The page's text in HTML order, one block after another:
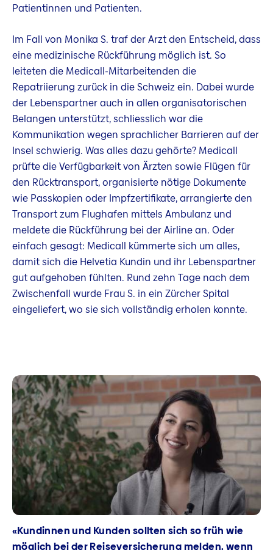
Patientinnen und Patienten.
Im Fall von Monika S. traf der Arzt den Entscheid, dass
eine medizinische Rückführung möglich ist. So
leiteten die Medicall-Mitarbeitenden die
Repatriierung zurück in die Schweiz ein. Dabei wurde
der Lebenspartner auch in allen organisatorischen
Belangen unterstützt, schliesslich war die
Kommunikation wegen sprachlicher Barrieren auf der
Insel schwierig. Was alles dazu gehörte? Medicall
prüfte die Verfügbarkeit von Ärzten sowie Flügen für
den Rücktransport, organisierte nötige Dokumente
wie Passkopien oder Impfzertifikate, arrangierte den
Transport zum Flughafen mittels Ambulanz und
meldete die Rückführung bei der Airline an. Oder
einfach gesagt: Medicall kümmerte sich um alles,
damit sich die Helvetia Kundin und ihr Lebenspartner
gut aufgehoben fühlten. Rund zehn Tage nach dem
Zwischenfall wurde Frau S. in ein Zürcher Spital
eingeliefert, wo sie sich vollständig erholen konnte.
«Kundinnen und Kunden sollten sich so früh wie
möglich bei der Reiseversicherung melden, wenn